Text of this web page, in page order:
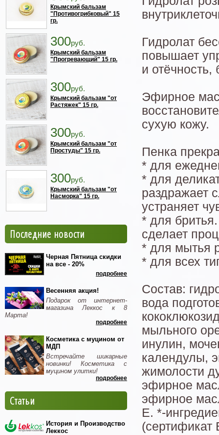
Крымский бальзам
"Противогрибковый" 15
гр.
300руб.
Крымский бальзам
"Прогревающий" 15 гр.
300руб.
Крымский бальзам "от
Растяжек" 15 гр.
300руб.
Крымский бальзам "от
Простуды" 15 гр.
300руб.
Крымский бальзам "от
Насморка" 15 гр.
Последние новости
Черная Пятница скидки
на все - 20%
подробнее
Весенняя акция!
Подарок от интернет-
магазина Леккос к 8
Марта!
подробнее
Косметика с муцином от
МДП
Встречайте шикарные
новинки! Косметика с
муцином улитки!
подробнее
Статьи
История и Производство
Леккос
Гидролат
повышает
и отёчность,
Эфирное
сухую кожу.
Пенка
* для
* для
раздражает
устраняет
* для
сделает
* для мытья
* для всех
Состав:
вода
мыльного
инулин,
календулы,
жимолости
эфирное
эфирное
Е. *-
(сертификат